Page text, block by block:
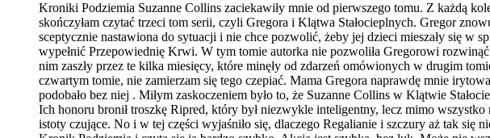
Kroniki Podziemia Suzanne Collins zaciekawiły mnie od pierwszego tomu. Z każdą
skończyłam czytać trzeci tom serii, czyli Gregora i Klątwa Stałocieplnych. Gregor
sceptycznie nastawiona do sytuacji i nie chce pozwolić, żeby jej dzieci mieszały się w
wypełnić Przepowiednię Krwi. W tym tomie autorka nie pozwoliła Gregorowi
nim zaszły przez te kilka miesięcy, które minęły od zdarzeń omówionych w drugim
czwartym tomie, nie zamierzam się tego czepiać. Mama Gregora naprawdę mnie
podobało bez niej . Miłym zaskoczeniem było to, że Suzanne Collins w Klątwie
Ich honoru bronił troszkę Ripred, który był niezwykle inteligentny, lecz mimo
istoty czujące. No i w tej części wyjaśniło się, dlaczego Regalianie i szczury aż tak się